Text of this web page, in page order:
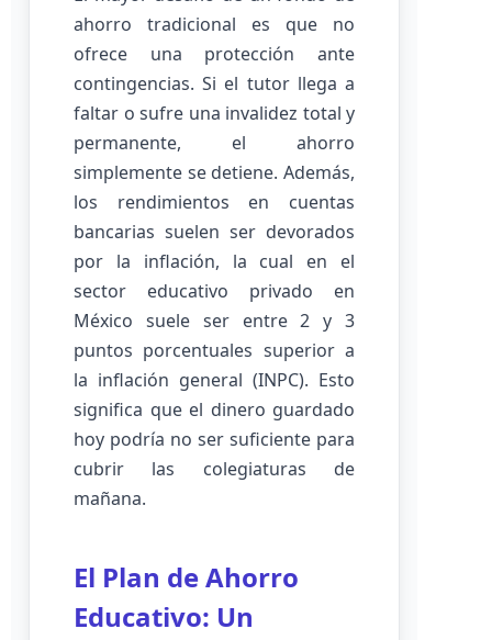
ahorro tradicional es que no
ofrece una protección ante
contingencias. Si el tutor llega a
faltar o sufre una invalidez total y
permanente, el ahorro
simplemente se detiene. Además,
los rendimientos en cuentas
bancarias suelen ser devorados
por la inflación, la cual en el
sector educativo privado en
México suele ser entre 2 y 3
puntos porcentuales superior a
la inflación general (INPC). Esto
significa que el dinero guardado
hoy podría no ser suficiente para
cubrir las colegiaturas de
mañana.
El Plan de Ahorro
Educativo: Un